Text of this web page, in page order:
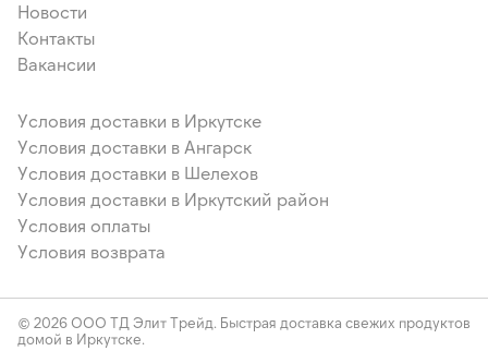
Новости
Контакты
Вакансии
Условия доставки в Иркутске
Условия доставки в Ангарск
Условия доставки в Шелехов
Условия доставки в Иркутский район
Условия оплаты
Условия возврата
© 2026 ООО ТД Элит Трейд. Быстрая доставка свежих продуктов
домой в Иркутске.